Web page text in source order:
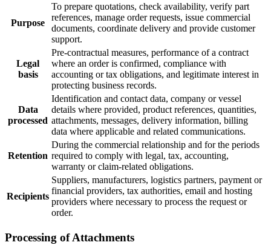
Purpose
To prepare quotations, check availability, verify part
references, manage order requests, issue commercial
documents, coordinate delivery and provide customer
support.
Legal
basis
Pre-contractual measures, performance of a contract
where an order is confirmed, compliance with
accounting or tax obligations, and legitimate interest in
protecting business records.
Data
processed
Identification and contact data, company or vessel
details where provided, product references, quantities,
attachments, messages, delivery information, billing
data where applicable and related communications.
Retention
During the commercial relationship and for the periods
required to comply with legal, tax, accounting,
warranty or claim-related obligations.
Recipients
Suppliers, manufacturers, logistics partners, payment or
financial providers, tax authorities, email and hosting
providers where necessary to process the request or
order.
Processing of Attachments